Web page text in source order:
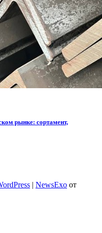
рынке: сортамент,
NewsExo от